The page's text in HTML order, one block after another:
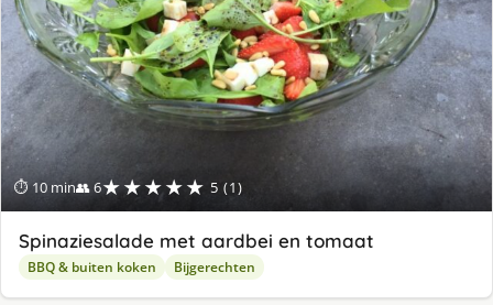
⏱ 10 min👥 6★★★★★ 5 (1)
Spinaziesalade met aardbei en tomaat
BBQ & buiten koken Bijgerechten